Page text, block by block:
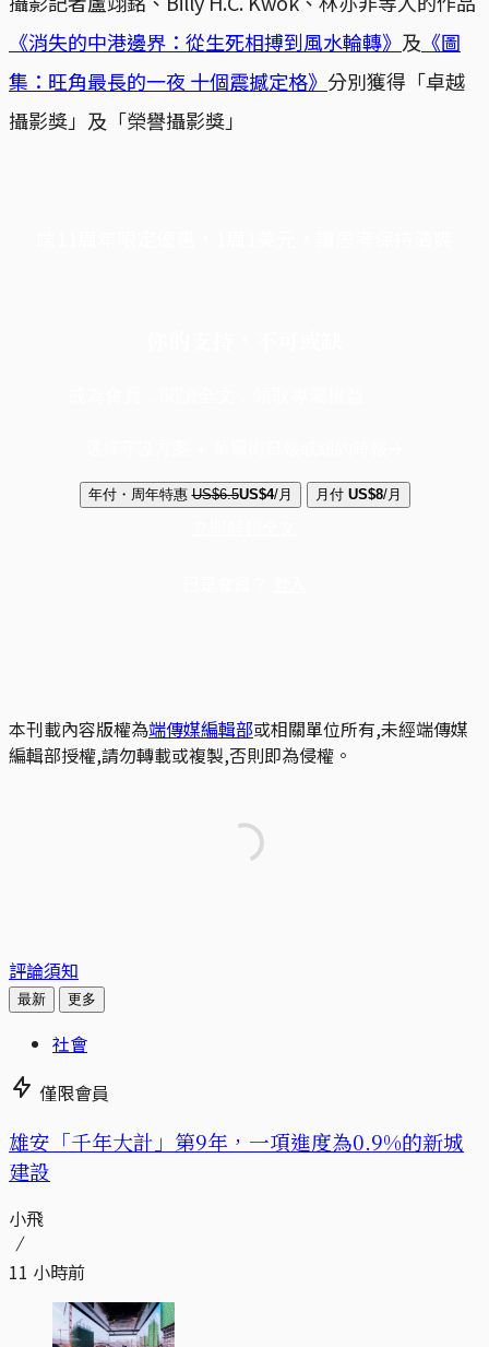
《消失的中港邊界：從生死相搏到風水輪轉》 及 《圖
集：旺角最長的一夜 十個震撼定格》 分別獲得「卓越
攝影獎」及「榮譽攝影獎」
年付・周年特惠 US$6.5US$4/月 月付 US$8/月
本刊載內容版權為端傳媒編輯部或相關單位所有,未經端傳媒
編輯部授權,請勿轉載或複製,否則即為侵權。
評論須知
最新 更多
社會
僅限會員
​​雄安「千年大計」第9年，一項進度為0.9%的新城
建設
小飛
11 小時前